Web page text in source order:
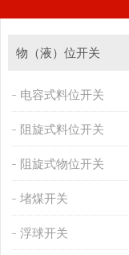
物（液）位开关
电容式料位开关
阻旋式料位开关
阻旋式物位开关
堵煤开关
浮球开关